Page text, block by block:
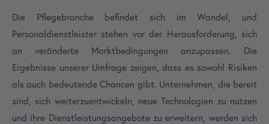
Die Pflegebranche befindet sich im Wandel, und
Personaldienstleister stehen vor der Herausforderung, sich
an veränderte Marktbedingungen anzupassen. Die
Ergebnisse unserer Umfrage zeigen, dass es sowohl Risiken
als auch bedeutende Chancen gibt. Unternehmen, die bereit
sind, sich weiterzuentwickeln, neue Technologien zu nutzen
und ihre Dienstleistungsangebote zu erweitern, werden sich